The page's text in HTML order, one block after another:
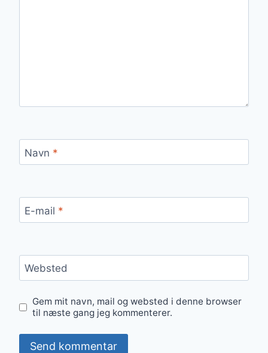
Navn *
E-mail *
Websted
Gem mit navn, mail og websted i denne browser
til næste gang jeg kommenterer.